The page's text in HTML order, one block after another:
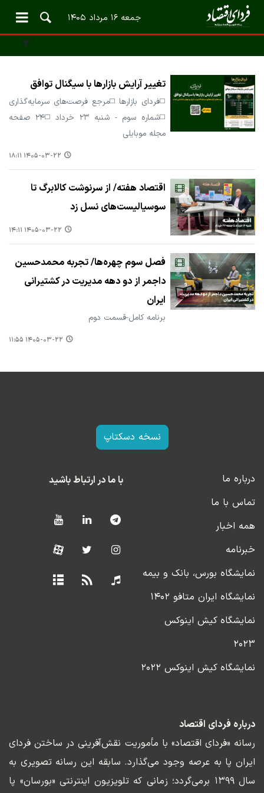
جمعه ۱۶ مرداد ۱۴۰۵
تغییر آرایش بازارها با سیگنال توافق
◻️فردای بازارها ◻️مرجع فرصت‌های سرمایه‌گذاری
◻️شماره سوم - شنبه ۲۳ خرداد ◻️۲۴ صفحه
مجله موبایلی
۱۴۰۵-۰۳-۲۲ ۱۸:۱۱
اقتصاد هفته/ از سرنوشت کالابرگ تا
سوسیالیست‌های نسل زد
۱۴۰۵-۰۳-۲۲ ۱۴:۱۱
فصل سوم چهره‌ها/ تجربه محمدحسین
داجمر از دو دهه مدیریت در کشتیرانی
ایران
برنامه کامل-قسمت دوم
۱۴۰۵-۰۳-۲۲ ۱۱:۵۵
نسخه دسکتاپ
درباره ما
تماس با ما
همه اخبار
خبرنامه
نمایشگاه بورس، بانک و بیمه
نمایشگاه ایران متافو ۱۴۰۲
نمایشگاه کیش اینوکس
۲۰۲۳
نمایشگاه کیش اینوکس ۲۰۲۲
با ما در ارتباط باشید
درباره فردای اقتصاد
رسانه «فردای اقتصاد» با مأموریت نقش‌آفرینی در ساختن فردای
ایران پا به عرصه وجود می‌گذارد. سابقه این رسانه تصویری به
سال ۱۳۹۹ برمی‌گردد؛ زمانی که تلویزیون اینترنتی «بورسان» پا